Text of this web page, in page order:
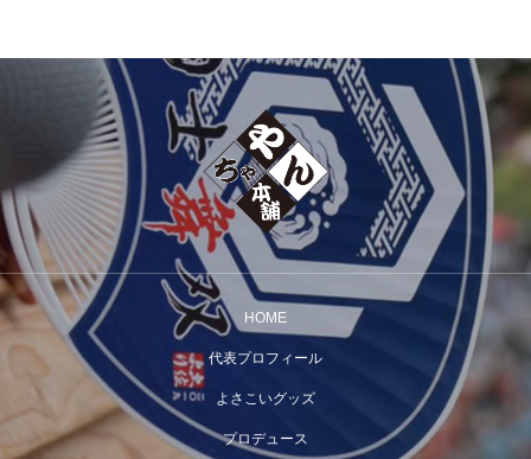
HOME
代表プロフィール
よさこいグッズ
プロデュース